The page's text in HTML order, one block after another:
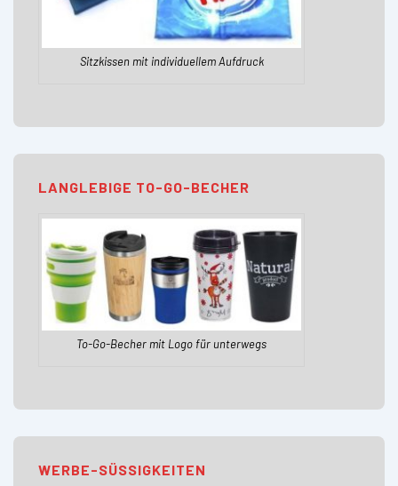
Sitzkissen mit individuellem Aufdruck
LANGLEBIGE TO-GO-BECHER
To-Go-Becher mit Logo für unterwegs
WERBE-SÜSSIGKEITEN